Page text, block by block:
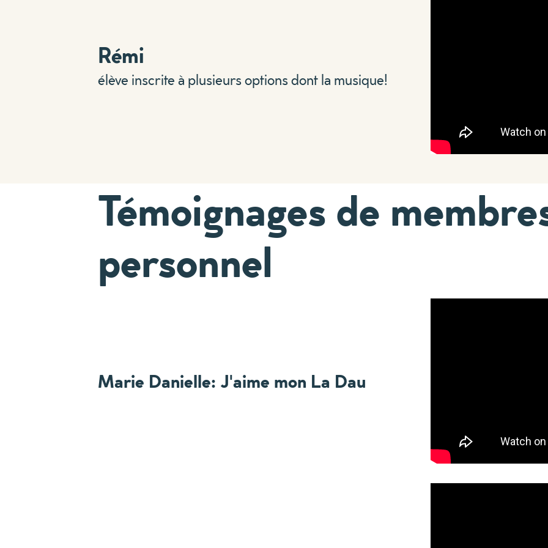
Rémi
élève inscrite à plusieurs options dont la musique!
Témoignages de
personnel
Marie Danielle: J'aime mon La Dau